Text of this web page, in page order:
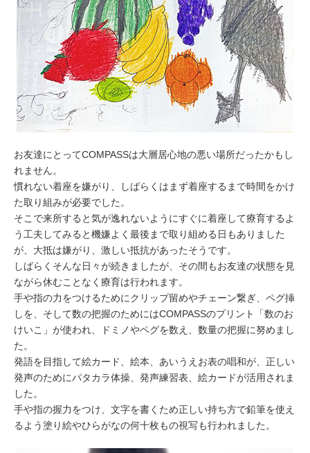
お友達にとってCOMPASSは大層居心地の悪い場所だったかもし
れません。
慣れない着座を嫌がり、しばらくはまず着座するまで時間をかけ
た取り組みが必要でした。
そこで来所すると気が逸れないようにすぐに着座して療育するよ
う工夫してみると機嫌よく最後まで取り組める日もありました
が、大抵は嫌がり、激しい抵抗があったそうです。
しばらくそんな日々が続きましたが、その間もお友達の状態を見
ながら休むことなく療育は行われます。
手や指の力をつけるためにクリップ留めやチェーン繋ぎ、ペグ挿
しを、そして数の把握のためにはCOMPASSのプリント「数のお
けいこ」が使われ、ドミノやペグを数え、数量の把握に努めまし
た。
発語を目指して絵カード、絵本、あいうえお表の唱和が、正しい
発声のためにパタカラ体操、発声練習表、絵カードが活用されま
した。
手や指の握力をつけ、文字を書くため正しい持ち方で鉛筆を使え
るよう塗り絵やひらがなの何十枚もの視写も行われました。